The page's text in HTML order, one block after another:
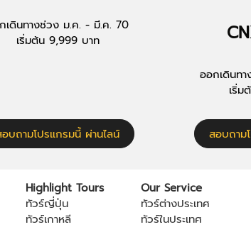
เดินทางช่วง ม.ค. - มี.ค. 70
เริ่มต้น 9,999 บาท
บถามโปรแกรมนี้ ผ่านไลน์
ออกเดินท
เริ่ม
สอบถาม
Highlight Tours
ทัวร์ญี่ปุ่น
ทัวร์เกาหลี
Our Service
ทัวร์ต่างประเทศ
ทัวร์ในประเทศ